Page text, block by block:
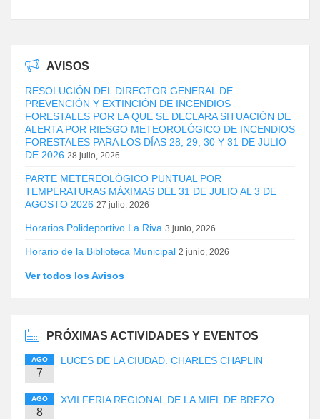
AVISOS
RESOLUCIÓN DEL DIRECTOR GENERAL DE
PREVENCIÓN Y EXTINCIÓN DE INCENDIOS
FORESTALES POR LA QUE SE DECLARA SITUACIÓN DE
ALERTA POR RIESGO METEOROLÓGICO DE INCENDIOS
FORESTALES PARA LOS DÍAS 28, 29, 30 Y 31 DE JULIO
DE 2026 28 julio, 2026
PARTE METEREOLÓGICO PUNTUAL POR
TEMPERATURAS MÁXIMAS DEL 31 DE JULIO AL 3 DE
AGOSTO 2026 27 julio, 2026
Horarios Polideportivo La Riva 3 junio, 2026
Horario de la Biblioteca Municipal 2 junio, 2026
Ver todos los Avisos
PRÓXIMAS ACTIVIDADES Y EVENTOS
AGO
7
LUCES DE LA CIUDAD. CHARLES CHAPLIN
AGO
8
XVII FERIA REGIONAL DE LA MIEL DE BREZO